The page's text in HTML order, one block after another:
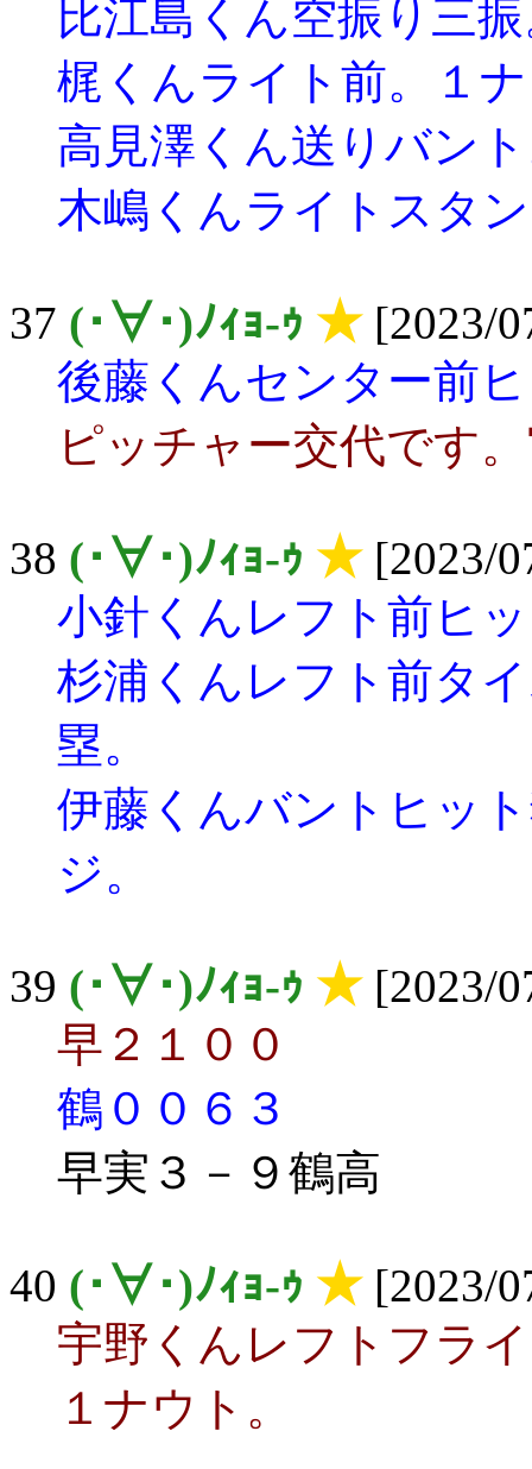
比江島くん空振り三
梶くんライト前。１
高見澤くん送りバン
木嶋くんライトスタ
37 (･∀･)ﾉｨｮ-ｩ ★[2023/
後藤くんセンター前
ピッチャー交代です
38 (･∀･)ﾉｨｮ-ｩ ★[2023/
小針くんレフト前ヒ
杉浦くんレフト前タ
塁。
伊藤くんバントヒッ
ジ。
39 (･∀･)ﾉｨｮ-ｩ ★[2023/
早２１００
鶴００６３
早実３－９鶴高
40 (･∀･)ﾉｨｮ-ｩ ★[2023/
宇野くんレフトフラ
１ナウト。